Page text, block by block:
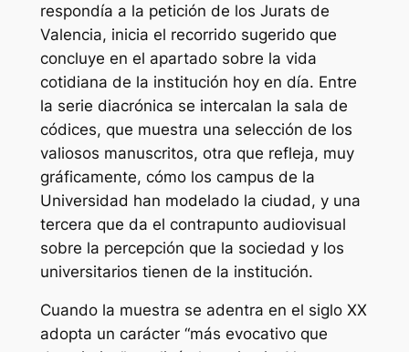
respondía a la petición de los Jurats de
Valencia, inicia el recorrido sugerido que
concluye en el apartado sobre la vida
cotidiana de la institución hoy en día. Entre
la serie diacrónica se intercalan la sala de
códices, que muestra una selección de los
valiosos manuscritos, otra que refleja, muy
gráficamente, cómo los campus de la
Universidad han modelado la ciudad, y una
tercera que da el contrapunto audiovisual
sobre la percepción que la sociedad y los
universitarios tienen de la institución.
Cuando la muestra se adentra en el siglo XX
adopta un carácter “más evocativo que